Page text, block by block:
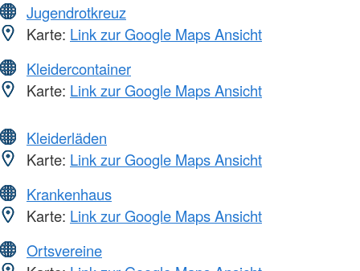
Jugendrotkreuz
Karte: Link zur Google Maps Ansicht
Kleidercontainer
Karte: Link zur Google Maps Ansicht
Kleiderläden
Karte: Link zur Google Maps Ansicht
Krankenhaus
Karte: Link zur Google Maps Ansicht
Ortsvereine